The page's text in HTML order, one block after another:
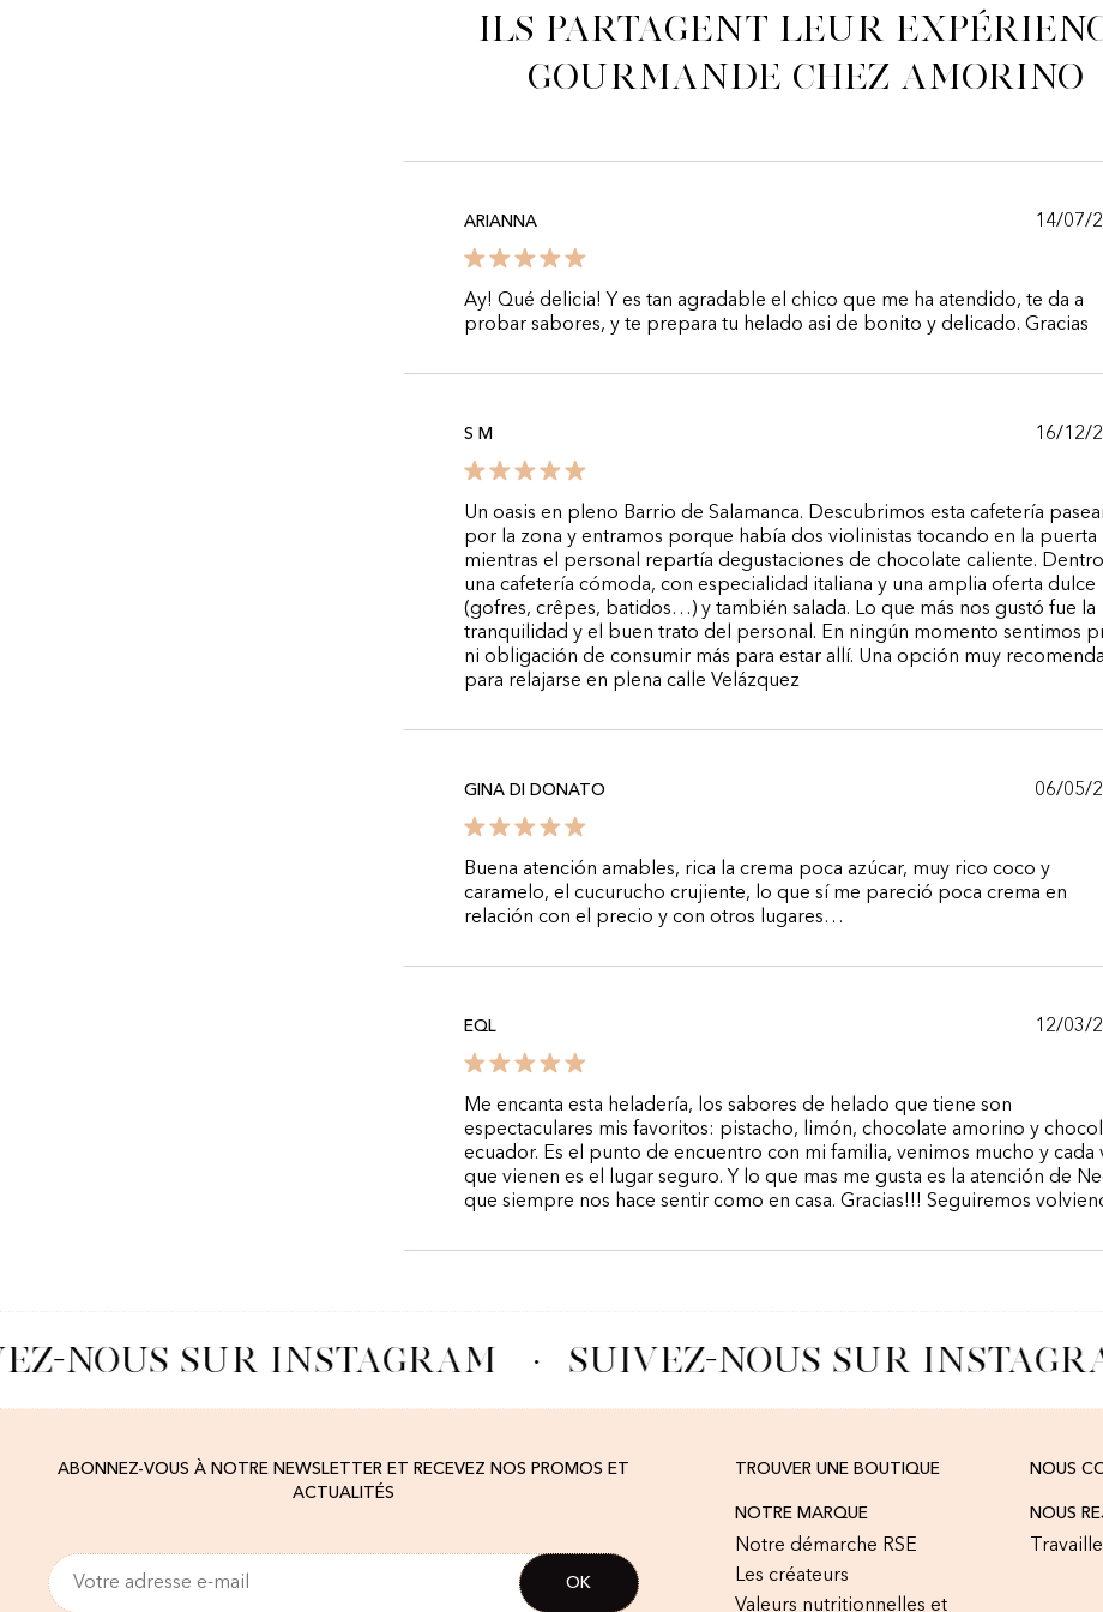
Ils partagent leur
gourmande chez Amorino
ARIANNA 14/07/
Ay! Qué delicia! Y es tan agradable el chico que me ha atendido, te da a
probar sabores, y te prepara tu helado asi de bonito y delicado. Gracias
S M 16/12/
Un oasis en pleno Barrio de Salamanca. Descubrimos esta cafetería
por la zona y entramos porque había dos violinistas tocando en la puerta
mientras el personal repartía degustaciones de chocolate caliente.
una cafetería cómoda, con especialidad italiana y una amplia oferta dulce
(gofres, crêpes, batidos…) y también salada. Lo que más nos gustó fue la
tranquilidad y el buen trato del personal. En ningún momento sentimos
ni obligación de consumir más para estar allí. Una opción muy
para relajarse en plena calle Velázquez
GINA DI DONATO 06/05/
Buena atención amables, rica la crema poca azúcar, muy rico coco y
caramelo, el cucurucho crujiente, lo que sí me pareció poca crema en
relación con el precio y con otros lugares…
EQL 12/03/
Me encanta esta heladería, los sabores de helado que tiene son
espectaculares mis favoritos: pistacho, limón, chocolate amorino y
ecuador. Es el punto de encuentro con mi familia, venimos mucho y cada
que vienen es el lugar seguro. Y lo que mas me gusta es la atención de
que siempre nos hace sentir como en casa. Gracias!!! Seguiremos
NOUS SUR INSTAGRAM SUIVEZ-NOUS SUR
ABONNEZ-VOUS À NOTRE NEWSLETTER ET RECEVEZ NOS PROMOS ET
ACTUALITÉS
TROUVER UNE BOUTIQUE NOUS
NOTRE MARQUE
Notre démarche RSE
Les créateurs
Valeurs nutritionnelles et
NOUS